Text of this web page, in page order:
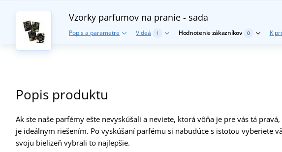
Vzorky parfumov na pranie - sada
Popis a parametre Videá 1 Hodnotenie zákazníkov 0 K
Popis produktu
Ak ste naše parfémy ešte nevyskúšali a neviete, ktorá vôňa je pre vás tá
je ideálnym riešením. Po vyskúšaní parfému si nabudúce s istotou vyberiete
svoju bielizeň vybrali to najlepšie.